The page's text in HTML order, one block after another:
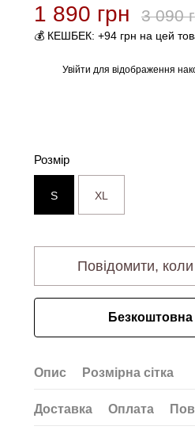
1 890 грн 3 090
💰 КЕШБЕК: +94 грн на цей
Увійти для відображення
Розмір
S XL
Повідомити, коли
Безкоштовна
Опис Розмірна сітка
Доставка Оплата